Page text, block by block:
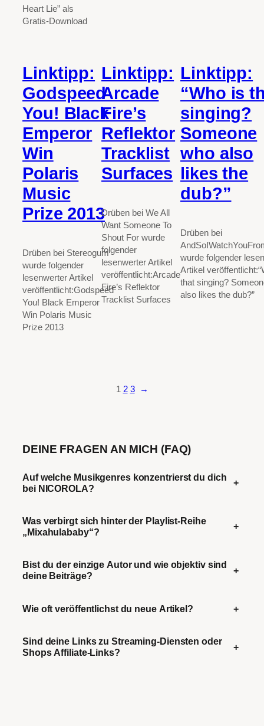
Heart Lie” als
Gratis-Download
Linktipp:
Godspeed
You! Black
Emperor
Win
Polaris
Music
Prize 2013
Drüben bei Stereogum
wurde folgender
lesenwerter Artikel
veröffentlicht:Godspeed
You! Black Emperor
Win Polaris Music
Prize 2013
Linktipp:
Arcade
Fire’s
Reflektor
Tracklist
Surfaces
Drüben bei We All
Want Someone To
Shout For wurde
folgender
lesenwerter Artikel
veröffentlicht:Arcade
Fire’s Reflektor
Tracklist Surfaces
Linktipp:
“Who is
singing?
Someone
who also
likes the
dub?”
Drüben bei
wurde folgender
Artikel
that singing?
also likes the dub?”
1 2 3 →
DEINE FRAGEN AN MICH (FAQ)
Auf welche Musikgenres konzentrierst du dich
bei NICOROLA?
+
Was verbirgt sich hinter der Playlist-Reihe
„Mixahulababy“?
+
Bist du der einzige Autor und wie objektiv sind
deine Beiträge?
+
Wie oft veröffentlichst du neue Artikel? +
Sind deine Links zu Streaming-Diensten oder
Shops Affiliate-Links?
+